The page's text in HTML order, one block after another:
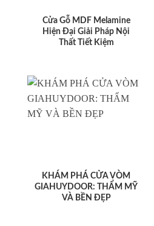
Cửa Gỗ MDF Melamine
Hiện Đại Giải Pháp Nội
Thất Tiết Kiệm
KHÁM PHÁ CỬA VÒM
GIAHUYDOOR: THẨM MỸ
VÀ BỀN ĐẸP